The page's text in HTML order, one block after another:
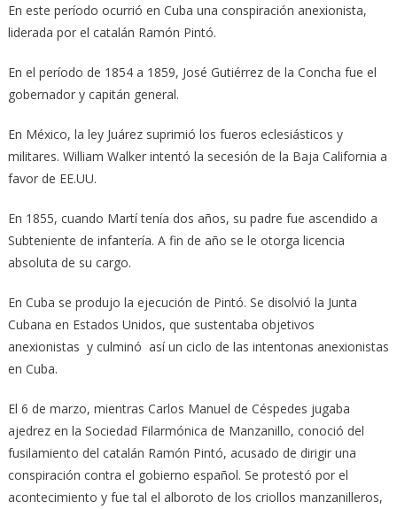
En este período ocurrió en Cuba una conspiración anexionista,
liderada por el catalán Ramón Pintó.
En el período de 1854 a 1859, José Gutiérrez de la Concha fue el
gobernador y ca­pitán general.
En México, la ley Juárez suprimió los fueros eclesiásticos y
militares. William Walker intentó la secesión de la Baja California a
favor de EE.UU.
En 1855, cuando Martí tenía dos años, su padre fue ascendido a
Subteniente de infan­tería. A fin de año se le otorga licencia
absoluta de su cargo.
En Cuba se produjo la ejecución de Pintó. Se disolvió la Junta
Cubana en Estados Unidos, que sustentaba objetivos
anexionistas y culminó así un ciclo de las intentonas anexionistas
en Cuba.
El 6 de marzo, mientras Carlos Manuel de Céspedes jugaba
ajedrez en la Sociedad Filarmónica de Manzanillo, conoció del
fusilamiento del catalán Ramón Pintó, acusado de dirigir una
conspiración contra el gobierno español. Se protestó por el
aconteci­miento y fue tal el alboroto de los criollos manzanilleros,